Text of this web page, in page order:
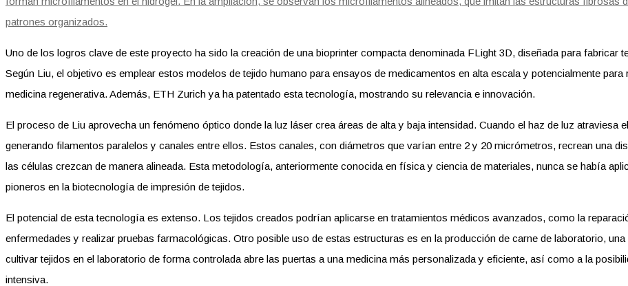
Uno de los logros clave de este proyecto ha sido la creación de una bioprinter compacta denominada FLight 3D, diseñada para
Según Liu, el objetivo es emplear estos modelos de tejido humano para ensayos de medicamentos en alta escala y potencialmente
medicina regenerativa. Además, ETH Zurich ya ha patentado esta tecnología, mostrando su relevancia e innovación.
El proceso de Liu aprovecha un fenómeno óptico donde la luz láser crea áreas de alta y baja intensidad. Cuando el haz de luz atraviesa
generando filamentos paralelos y canales entre ellos. Estos canales, con diámetros que varían entre 2 y 20 micrómetros, recrean una
las células crezcan de manera alineada. Esta metodología, anteriormente conocida en física y ciencia de materiales, nunca se había
pioneros en la biotecnología de impresión de tejidos.
El potencial de esta tecnología es extenso. Los tejidos creados podrían aplicarse en tratamientos médicos avanzados, como la
enfermedades y realizar pruebas farmacológicas. Otro posible uso de estas estructuras es en la producción de carne de laboratorio,
cultivar tejidos en el laboratorio de forma controlada abre las puertas a una medicina más personalizada y eficiente, así como a la
intensiva.